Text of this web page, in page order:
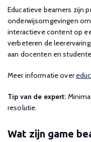
Educatieve beamers zijn
onderwijsomgevingen
interactieve content op
verbeteren de
aan docenten en
Meer informatie over
Tip van de expert:
resolutie.
Wat zijn game